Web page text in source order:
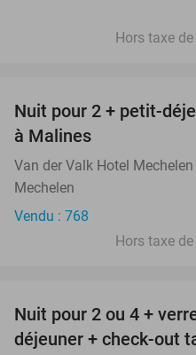
Hors taxe
Nuit pour 2 + petit-
à Malines
Van der Valk Hotel Mechelen
Mechelen
Vendu : 768
Hors taxe
Nuit pour 2 ou 4 +
déjeuner + check-out